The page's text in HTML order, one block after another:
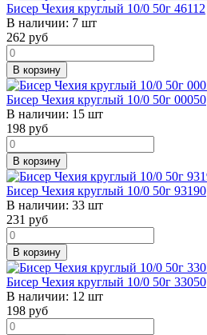
Бисер Чехия круглый 10/0 50г 46112
В наличии: 7 шт
262 руб
В корзину
Бисер Чехия круглый 10/0 50г 00050
В наличии: 15 шт
198 руб
В корзину
Бисер Чехия круглый 10/0 50г 93190
В наличии: 33 шт
231 руб
В корзину
Бисер Чехия круглый 10/0 50г 33050
В наличии: 12 шт
198 руб